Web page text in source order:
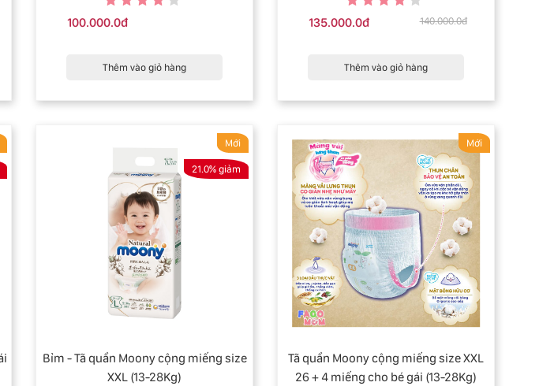
100.000.0đ
Thêm vào giỏ hàng
135.000.0đ 140.000.0đ
Thêm vào giỏ hàng
Mới
21.0% giảm
Bỉm - Tã quần Moony cộng miếng size
XXL (13-28Kg)
Mới
Tã quần Moony cộng miếng size XXL
26 + 4 miếng cho bé gái (13-28Kg)